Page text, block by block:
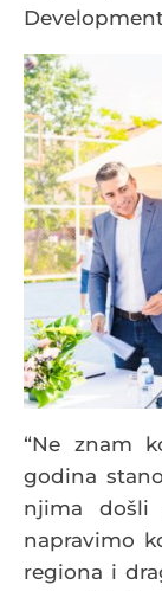
“Ne znam
godina
njima
napravimo
regiona i